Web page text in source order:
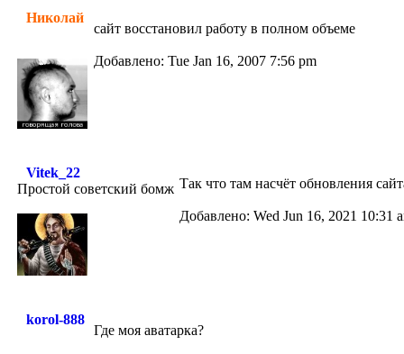
Николай
сайт восстановил работу в полном объеме
Добавлено: Tue Jan 16, 2007 7:56 pm
Vitek_22
Простой советский бомж Так что там насчёт обновления
Добавлено: Wed Jun 16, 2021 10:31
korol-888
Где моя аватарка?